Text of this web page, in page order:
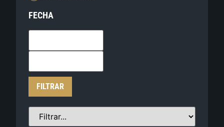
FECHA
FILTRAR